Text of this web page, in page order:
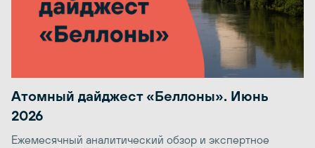
Атомный дайджест «Беллоны». Июнь
2026
Ежемесячный аналитический обзор и экспертное